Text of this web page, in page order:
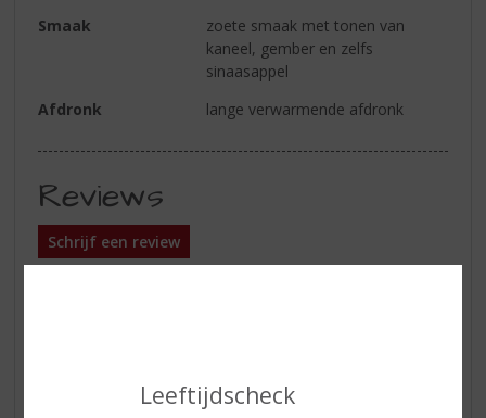
Leeftijdscheck
Smaak
zoete smaak met tonen van
kaneel, gember en zelfs
sinaasappel
Afdronk
lange verwarmende afdronk
Reviews
Schrijf een review